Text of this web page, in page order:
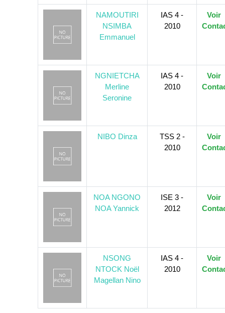
NAMOUTIRI
NSIMBA
Emmanuel
IAS 4 -
2010
Voir
NGNIETCHA
Merline
Seronine
IAS 4 -
2010
Voir
NIBO Dinza
TSS 2 -
2010
Voir
NOA NGONO
NOA Yannick
ISE 3 -
2012
Voir
NSONG
NTOCK Noël
Magellan Nino
IAS 4 -
2010
Voir